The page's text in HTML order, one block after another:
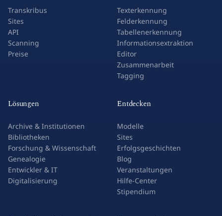
Produkte
Transkribus
Sites
API
Funktionen
Texterkennung
Felderkennung
Tabellenerkennung
Informationsextraktion
Editor
Zusammenarbeit
Lösungen
Archive & Institutionen
Bibliotheken
Forschung & Wissenschaft
Genealogie
Entwickler & IT
Entdecken
Modelle
Sites
Erfolgsgeschichten
Blog
Veranstaltungen
Hilfe-Center